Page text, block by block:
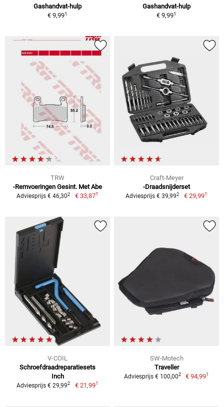
Gashandvat-hulp
€ 9,991
Gashandvat-hulp
€ 9,991
TRW
-Remvoeringen Gesint. Met Abe
Adviesprijs € 46,302 € 33,871
Craft-Meyer
-Draadsnijderset
Adviesprijs € 39,992 € 29,991
V-COIL
Schroefdraadreparatiesets
Inch
Adviesprijs € 29,992 € 21,991
SW-Motech
Traveller
Adviesprijs € 100,002 € 94,991